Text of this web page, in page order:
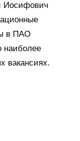
Иосифович
в ПАО
наиболее
вакансиях.